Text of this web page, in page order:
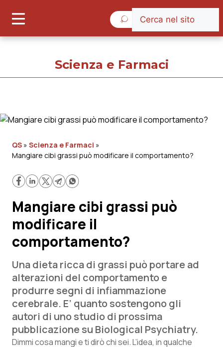
Giovedì 6 Agosto 2026
Cronache
Lavoro e Professioni
Scienza e Farmaci
Studi e Analisi
Lettere al direttore
Edizioni Regionali
Scienza e Farmaci
QS » Scienza e Farmaci »
Mangiare cibi grassi può modificare il comportamento?
Mangiare cibi grassi può
modificare il
comportamento?
Una dieta ricca di grassi può portare ad
alterazioni del comportamento e
produrre segni di infiammazione
cerebrale. E’ quanto sostengono gli
autori di uno studio di prossima
pubblicazione su Biological Psychiatry.
Dimmi cosa mangi e ti dirò chi sei. L’idea, in qualche